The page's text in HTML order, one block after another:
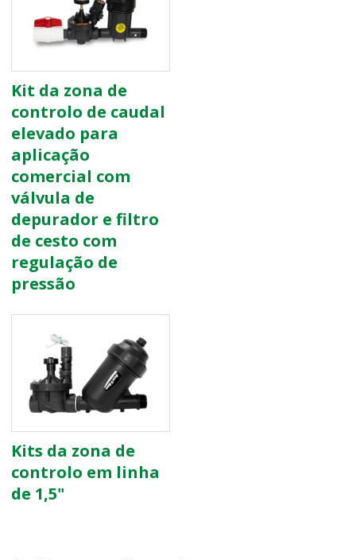
Kit da zona de
controlo de caudal
elevado para
aplicação
comercial com
válvula de
depurador e filtro
de cesto com
regulação de
pressão
Kits da zona de
controlo em linha
de 1,5"